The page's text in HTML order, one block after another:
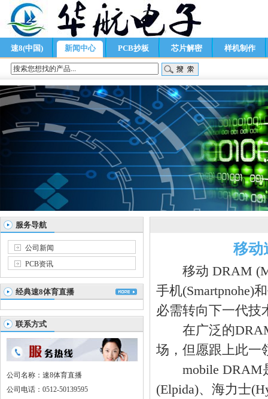
速8(中国) 新闻中心 PCB抄板 芯片解密 样机制作
服务导航
公司新闻
PCB资讯
经典速8体育直播
联系方式
公司名称：速8体育直播
公司电话：0512-50139595
移动
移动 DRAM
手机(Smartpnohe)
必需转向下一代技
在广泛的DRAM
场，但愿跟上此一
mobile DRAM是
(Elpida)、海力士